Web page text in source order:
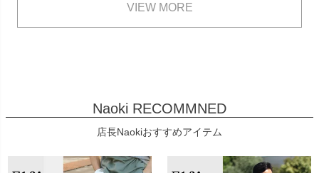
VIEW MORE
Naoki RECOMMNED
店長Naokiおすすめアイテム